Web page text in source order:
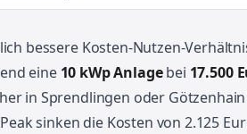
bessere Kosten-Nutzen-
eine 10 kWp Anlagebei 17.500
in Sprendlingen oder
sinken die Kosten von 2.125